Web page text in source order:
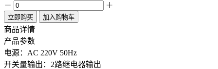
－
＋
立即购买 加入购物车
商品详情
产品参数
电源：AC 220V 50Hz
开关量输出：2路继电器输出